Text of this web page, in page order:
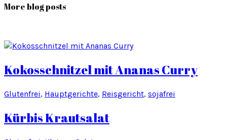
More blog posts
Kokosschnitzel mit Ananas Curry
Glutenfrei, Hauptgerichte, Reisgericht, sojafrei
Kürbis Krautsalat